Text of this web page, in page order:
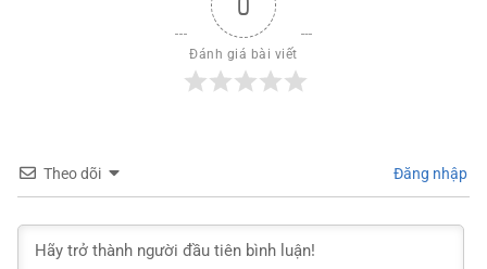
Đánh giá bài viết
Theo dõi Đăng nhập